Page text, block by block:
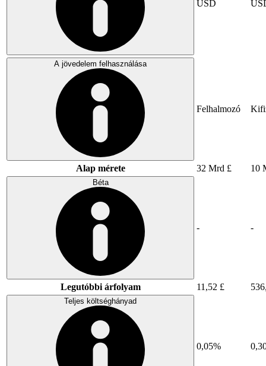
USD
A jövedelem felhasználása
Felhalmozó
Alap mérete 32 Mrd £ 10
Béta
- -
Legutóbbi árfolyam 11,52 £
Teljes költséghányad
0,05%